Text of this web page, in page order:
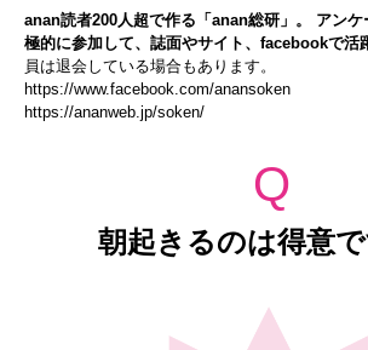
anan読者200人超で作る「anan総研」。 アン
極的に参加して、誌面やサイト、facebookで活
員は退会している場合もあります。
https://www.facebook.com/anansoken
https://ananweb.jp/soken/
Q
朝起きるのは得意